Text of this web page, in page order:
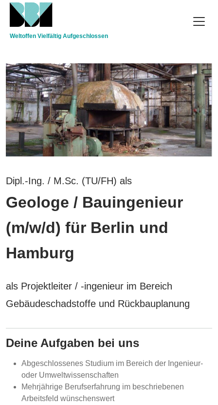
Direkt zum Inhalt
Weltoffen Vielfältig Aufgeschlossen
Dipl.-Ing. / M.Sc. (TU/FH) als
Geologe / Bauingenieur
(m/w/d) für Berlin und
Hamburg
als Projektleiter / -ingenieur im Bereich
Gebäudeschadstoffe und Rückbauplanung
Deine Aufgaben bei uns
Abgeschlossenes Studium im Bereich der Ingenieur-
oder Umweltwissenschaften
Mehrjährige Berufserfahrung im beschriebenen
Arbeitsfeld wünschenswert